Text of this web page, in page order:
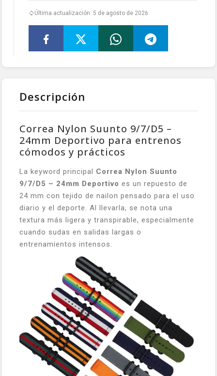
Última actualización: 5 de agosto de 2026
Descripción
Correa Nylon Suunto 9/7/D5 –
24mm Deportivo para entrenos
cómodos y prácticos
La keyword principal Correa Nylon Suunto
9/7/D5 – 24mm Deportivo es un repuesto de
24 mm con tejido de nailon pensado para el uso
diario y el deporte. Al llevarla, se nota una
textura más ligera y transpirable, especialmente
cuando sudas en salidas largas o
entrenamientos intensos.